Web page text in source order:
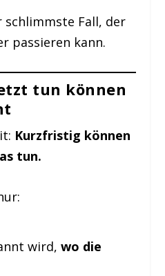
schlimmste Fall, der
passieren kann.
tun können
Kurzfristig können
tun.
wird, wo die